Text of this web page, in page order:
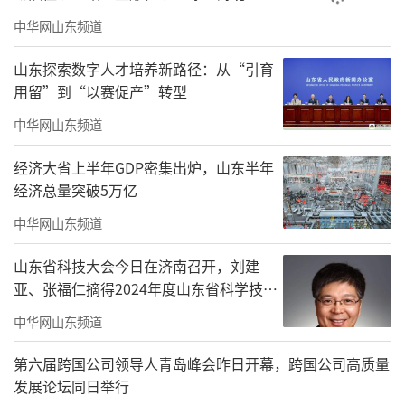
以强化要素保障为手段，破解企业难题。
充分吸收“要素资源保障十条”“工业经济高
质量发展十大行动”“惠企政策清单”等有效
举措，聚合各级各部门职能力量，在企业项目
用地、环境容量、金融服务、财政政策方面，
全力解决制约企业发展的要素资源问题。
以提升企业效益为目标，促进稳进提质。
在科技创新转化、人才队伍建设、数据赋能、
链群集聚方面明确措施办法，瞄准前沿方向，
聚焦可持续发展，通过针对性服务，着力激发
企业内生动力，巩固我省工业企业竞争优势。
（来源：海报新闻）
中华网山东频道
山东探索数字人才培养新路径：从“引育
用留”到“以赛促产”转型
中华网山东频道
经济大省上半年GDP密集出炉，山东半年
经济总量突破5万亿
中华网山东频道
山东省科技大会今日在济南召开，刘建
亚、张福仁摘得2024年度山东省科学技术
奖最高奖！
中华网山东频道
第六届跨国公司领导人青岛峰会昨日开幕，跨国公司高质量
发展论坛同日举行